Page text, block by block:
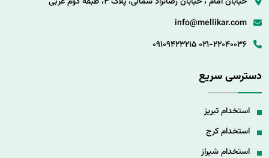
info@mellikar.com
021-22040036
09109423215
دسترسی سریع
استخدام تبریز
استخدام کرج
استخدام شیراز